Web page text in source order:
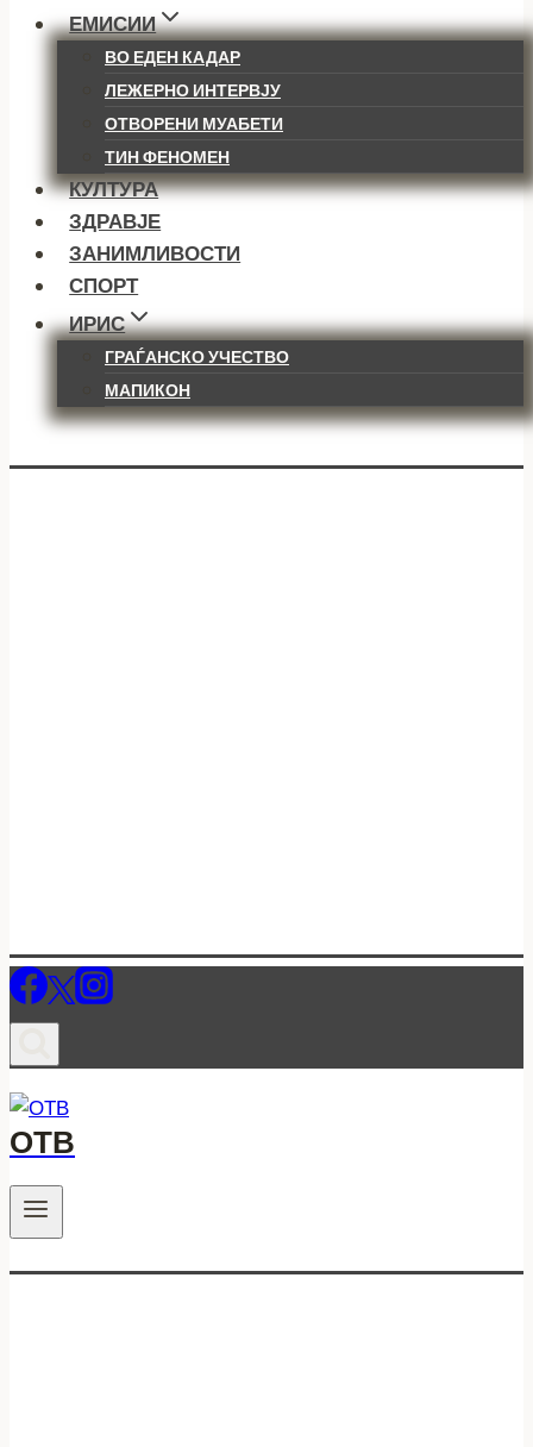
ЕМИСИИ
ВО ЕДЕН КАДАР
ЛЕЖЕРНО ИНТЕРВЈУ
ОТВОРЕНИ МУАБЕТИ
ТИН ФЕНОМЕН
КУЛТУРА
ЗДРАВЈЕ
ЗАНИМЛИВОСТИ
СПОРТ
ИРИС
ГРАЃАНСКО УЧЕСТВО
МАПИКОН
ОТВ